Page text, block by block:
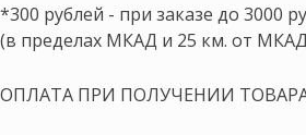
*300 рублей - при заказе до 3000
(в пределах МКАД и 25 км. от
ОПЛАТА ПРИ ПОЛУЧЕНИИ